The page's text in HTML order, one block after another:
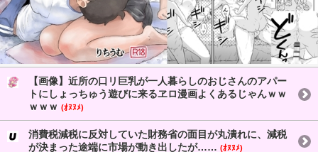
【画像】近所の口リ巨乳が一人暮らしのおじさんのアパー
トにしょっちゅう遊びに来るヱロ漫画よくあるじゃんｗｗ
ｗｗｗ (ｵﾇﾇﾒ)
消費税減税に反対していた財務省の面目が丸潰れに、減税
が決まった途端に市場が動き出したが…… (ｵﾇﾇﾒ)